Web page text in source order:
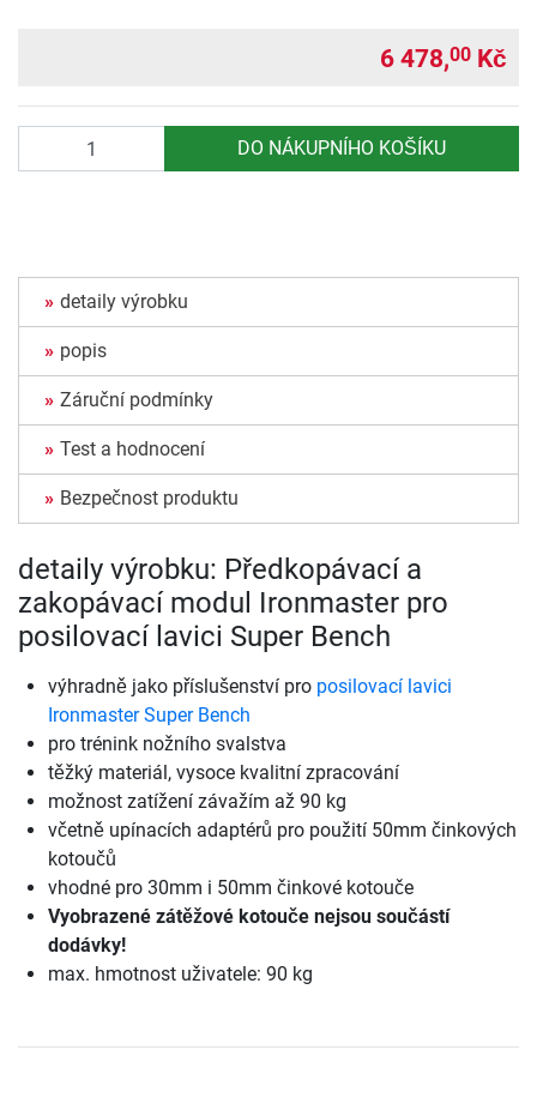
6 478,00 Kč
DO NÁKUPNÍHO KOŠÍKU
detaily výrobku
popis
Záruční podmínky
Test a hodnocení
Bezpečnost produktu
detaily výrobku: Předkopávací a
zakopávací modul Ironmaster pro
posilovací lavici Super Bench
výhradně jako příslušenství pro posilovací lavici
Ironmaster Super Bench
pro trénink nožního svalstva
těžký materiál, vysoce kvalitní zpracování
možnost zatížení závažím až 90 kg
včetně upínacích adaptérů pro použití 50mm činkových
kotoučů
vhodné pro 30mm i 50mm činkové kotouče
Vyobrazené zátěžové kotouče nejsou součástí
dodávky!
max. hmotnost uživatele: 90 kg